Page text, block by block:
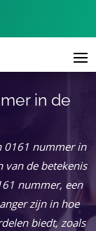
in de
0161 nummer in
van de betekenis
nummer, een
zijn in hoe
biedt, zoals